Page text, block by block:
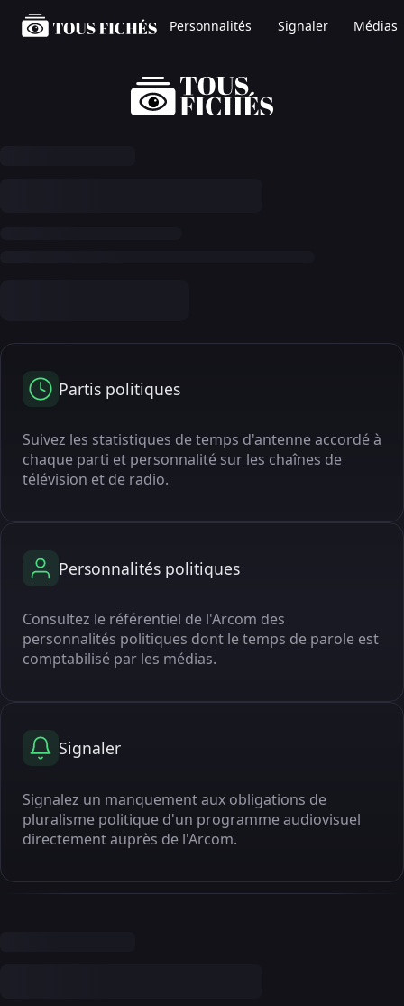
Personnalités Signaler Médias
Partis politiques
Suivez les statistiques de temps d'antenne accordé à
chaque parti et personnalité sur les chaînes de
télévision et de radio.
Personnalités politiques
Consultez le référentiel de l'Arcom des
personnalités politiques dont le temps de parole est
comptabilisé par les médias.
Signaler
Signalez un manquement aux obligations de
pluralisme politique d'un programme audiovisuel
directement auprès de l'Arcom.